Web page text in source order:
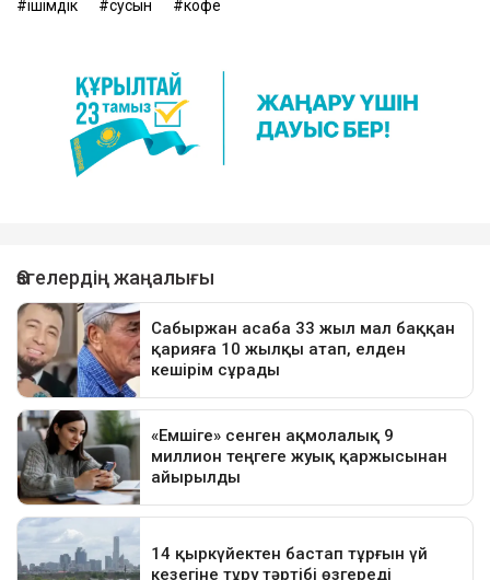
ішімдік сусын кофе